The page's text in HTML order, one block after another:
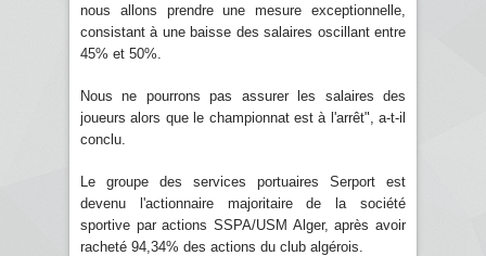
nous allons prendre une mesure exceptionnelle,
consistant à une baisse des salaires oscillant entre
45% et 50%.
Nous ne pourrons pas assurer les salaires des
joueurs alors que le championnat est à l'arrêt", a-t-il
conclu.
Le groupe des services portuaires Serport est
devenu l'actionnaire majoritaire de la société
sportive par actions SSPA/USM Alger, après avoir
racheté 94,34% des actions du club algérois.